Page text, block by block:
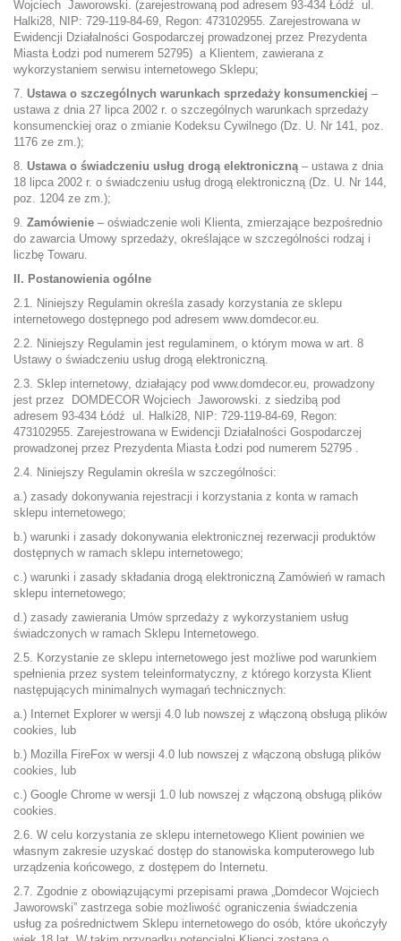
Wojciech Jaworowski. (zarejestrowaną pod adresem 93-434 Łódź ul.
Halki28, NIP: 729-119-84-69, Regon: 473102955. Zarejestrowana w
Ewidencji Działalności Gospodarczej prowadzonej przez Prezydenta
Miasta Łodzi pod numerem 52795) a Klientem, zawierana z
wykorzystaniem serwisu internetowego Sklepu;
7. Ustawa o szczególnych warunkach sprzedaży konsumenckiej –
ustawa z dnia 27 lipca 2002 r. o szczególnych warunkach sprzedaży
konsumenckiej oraz o zmianie Kodeksu Cywilnego (Dz. U. Nr 141, poz.
1176 ze zm.);
8. Ustawa o świadczeniu usług drogą elektroniczną– ustawa z dnia
18 lipca 2002 r. o świadczeniu usług drogą elektroniczną (Dz. U. Nr 144,
poz. 1204 ze zm.);
9. Zamówienie – oświadczenie woli Klienta, zmierzające bezpośrednio
do zawarcia Umowy sprzedaży, określające w szczególności rodzaj i
liczbę Towaru.
II. Postanowienia ogólne
2.1. Niniejszy Regulamin określa zasady korzystania ze sklepu
internetowego dostępnego pod adresem www.domdecor.eu.
2.2. Niniejszy Regulamin jest regulaminem, o którym mowa w art. 8
Ustawy o świadczeniu usług drogą elektroniczną.
2.3. Sklep internetowy, działający pod www.domdecor.eu, prowadzony
jest przez DOMDECOR Wojciech Jaworowski. z siedzibą pod
adresem 93-434 Łódź ul. Halki28, NIP: 729-119-84-69, Regon:
473102955. Zarejestrowana w Ewidencji Działalności Gospodarczej
prowadzonej przez Prezydenta Miasta Łodzi pod numerem 52795 .
2.4. Niniejszy Regulamin określa w szczególności:
a.) zasady dokonywania rejestracji i korzystania z konta w ramach
sklepu internetowego;
b.) warunki i zasady dokonywania elektronicznej rezerwacji produktów
dostępnych w ramach sklepu internetowego;
c.) warunki i zasady składania drogą elektroniczną Zamówień w ramach
sklepu internetowego;
d.) zasady zawierania Umów sprzedaży z wykorzystaniem usług
świadczonych w ramach Sklepu Internetowego.
2.5. Korzystanie ze sklepu internetowego jest możliwe pod warunkiem
spełnienia przez system teleinformatyczny, z którego korzysta Klient
następujących minimalnych wymagań technicznych:
a.) Internet Explorer w wersji 4.0 lub nowszej z włączoną obsługą plików
cookies, lub
b.) Mozilla FireFox w wersji 4.0 lub nowszej z włączoną obsługą plików
cookies, lub
c.) Google Chrome w wersji 1.0 lub nowszej z włączoną obsługą plików
cookies.
2.6. W celu korzystania ze sklepu internetowego Klient powinien we
własnym zakresie uzyskać dostęp do stanowiska komputerowego lub
urządzenia końcowego, z dostępem do Internetu.
2.7. Zgodnie z obowiązującymi przepisami prawa „Domdecor Wojciech
Jaworowski” zastrzega sobie możliwość ograniczenia świadczenia
usług za pośrednictwem Sklepu internetowego do osób, które ukończyły